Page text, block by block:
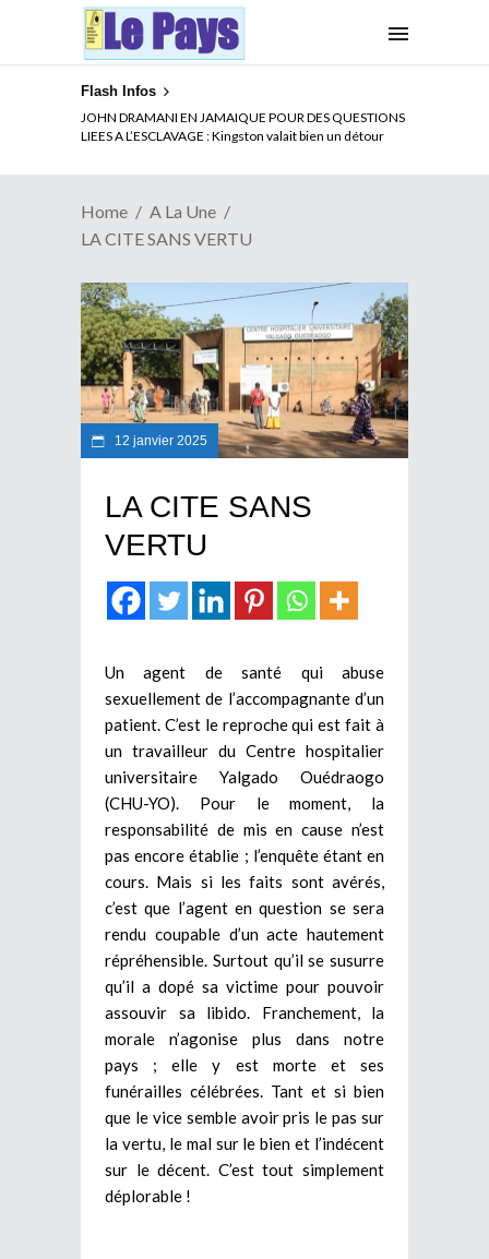
Flash Infos
JOHN DRAMANI EN JAMAIQUE POUR DES QUESTIONS
LIEES A L’ESCLAVAGE : Kingston valait bien un détour
Home
A La Une
LA CITE SANS VERTU
12 janvier 2025
LA CITE SANS
VERTU
Un agent de santé qui abuse
sexuellement de l’accompagnante d’un
patient. C’est le reproche qui est fait à
un travailleur du Centre hospitalier
universitaire Yalgado Ouédraogo
(CHU-YO). Pour le moment, la
responsabilité de mis en cause n’est
pas encore établie ; l’enquête étant en
cours. Mais si les faits sont avérés,
c’est que l’agent en question se sera
rendu coupable d’un acte hautement
répréhensible. Surtout qu’il se susurre
qu’il a dopé sa victime pour pouvoir
assouvir sa libido. Franchement, la
morale n’agonise plus dans notre
pays ; elle y est morte et ses
funérailles célébrées. Tant et si bien
que le vice semble avoir pris le pas sur
la vertu, le mal sur le bien et l’indécent
sur le décent. C’est tout simplement
déplorable !